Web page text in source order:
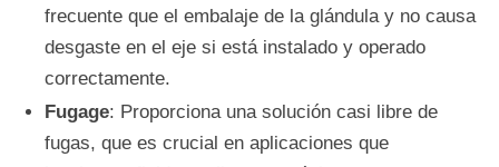
frecuente que el embalaje de la glándula y no causa
desgaste en el eje si está instalado y operado
correctamente.
Fugage: Proporciona una solución casi libre de
fugas, que es crucial en aplicaciones que